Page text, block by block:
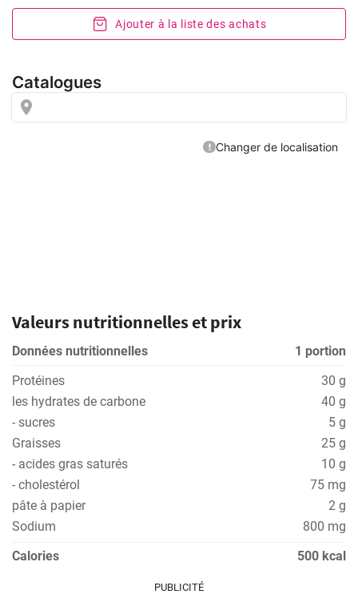
Ajouter à la liste des achats
Valeurs nutritionnelles et prix
Données nutritionnelles
1 portion
Protéines
30 g
les hydrates de carbone
40 g
- sucres
5 g
Graisses
25 g
- acides gras saturés
10 g
- cholestérol
75 mg
pâte à papier
2 g
Sodium
800 mg
Calories
500 kcal
PUBLICITÉ